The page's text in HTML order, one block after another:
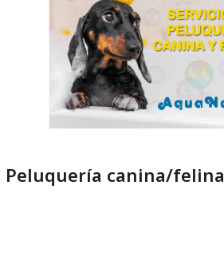
Peluquería canina/felina